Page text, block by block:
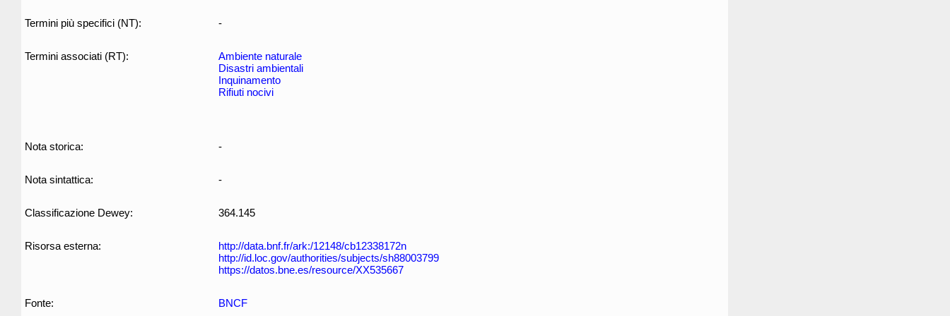
Termini più specifici (NT): -
Termini associati (RT):
Ambiente naturale
Disastri ambientali
Inquinamento
Rifiuti nocivi
Nota storica: -
Nota sintattica: -
Classificazione Dewey: 364.145
Risorsa esterna:
http://data.bnf.fr/ark:/12148/cb12338172n
http://id.loc.gov/authorities/subjects/sh88003799
https://datos.bne.es/resource/XX535667
Fonte: BNCF